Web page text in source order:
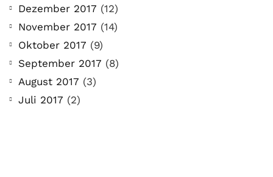
Dezember 2017 (12)
November 2017 (14)
Oktober 2017 (9)
September 2017 (8)
August 2017 (3)
Juli 2017 (2)